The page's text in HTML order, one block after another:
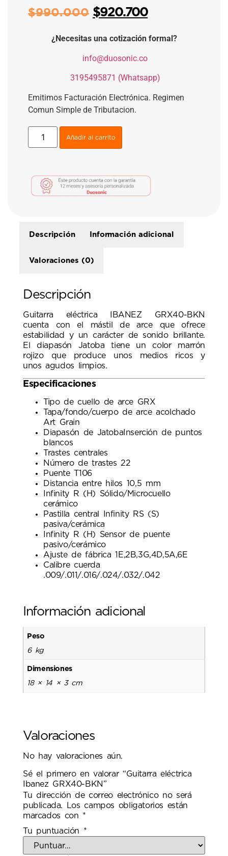
$990.000 $920.700
¿Necesitas una cotización formal?
info@duosonic.co
3195495871 (Whatsapp)
Emitimos Facturación Electrónica. Regimen
Comun Simple de Tributacion.
Añadir al carrito
Descripción Información adicional
Valoraciones (0)
Descripción
Guitarra eléctrica IBANEZ GRX40-BKN
cuenta con el mástil de arce que ofrece
estabilidad y un carácter de sonido brillante.
El diapasón Jatoba tiene un color marrón
rojizo que produce unos medios ricos y
unos agudos limpios.
Especificaciones
Tipo de cuello de arce GRX
Tapa/fondo/cuerpo de arce acolchado
Art Grain
Diapasón de JatobaInserción de puntos
blancos
Trastes centrales
Número de trastes 22
Puente T106
Distancia entre hilos 10,5 mm
Infinity R (H) Sólido/Microcuello
cerámico
Pastilla central Infinity RS (S)
pasiva/cerámica
Infinity R (H) Sensor de puente
pasivo/cerámico
Ajuste de fábrica 1E,2B,3G,4D,5A,6E
Calibre cuerda
.009/.011/.016/.024/.032/.042
Información adicional
Peso
6 kg
Dimensiones
18 × 14 × 3 cm
Valoraciones
No hay valoraciones aún.
Sé el primero en valorar “Guitarra eléctrica
Ibanez GRX40-BKN”
Tu dirección de correo electrónico no será
publicada.
Los campos obligatorios están
marcados con *
Tu puntuación *